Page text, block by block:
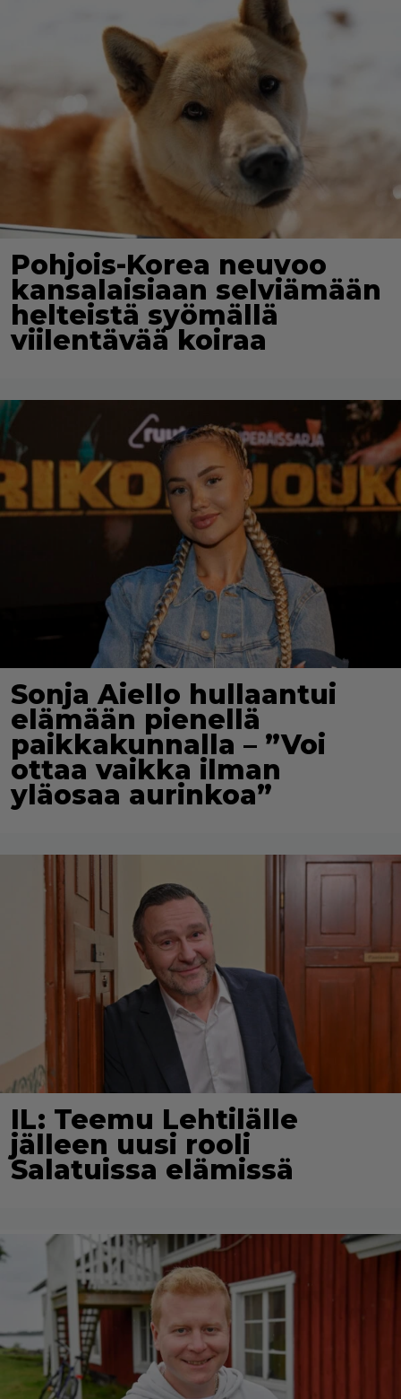
Pohjois-Korea neuvoo
kansalaisiaan selviämään
helteistä syömällä
viilentävää koiraa
Sonja Aiello hullaantui
elämään pienellä
paikkakunnalla – ”Voi
ottaa vaikka ilman
yläosaa aurinkoa”
IL: Teemu Lehtilälle
jälleen uusi rooli
Salatuissa elämissä